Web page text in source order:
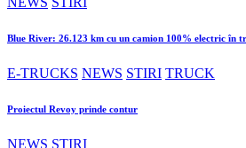
Blue River: 26.123 km cu un camion 100% electric în
E-TRUCKS NEWS STIRI TRUCK
Proiectul Revoy prinde contur
NEWS STIRI